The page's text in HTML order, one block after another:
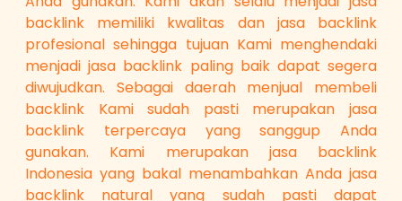
backlink memiliki kwalitas dan jasa backlink
profesional sehingga tujuan Kami menghendaki
menjadi jasa backlink paling baik dapat segera
diwujudkan. Sebagai daerah menjual membeli
backlink Kami sudah pasti merupakan jasa
backlink terpercaya yang sanggup Anda
gunakan. Kami merupakan jasa backlink
Indonesia yang bakal menambahkan Anda jasa
backlink natural yang sudah pasti dapat